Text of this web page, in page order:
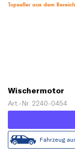
Topseller aus dem
Wischermotor
Art.-Nr. 2240-0454
Fahrzeug